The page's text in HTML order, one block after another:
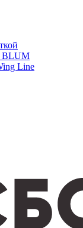
BLUM
Line